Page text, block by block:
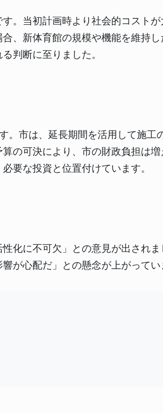
。当初計画時より社会的コスト
、新体育館の規模や機能を維持
判断に至りました。
市は、延長期間を活用して施工
の可決により、市の財政負担は
要な投資と位置付けています。
化に不可欠」との意見が出され
が心配だ」との懸念が上がってい